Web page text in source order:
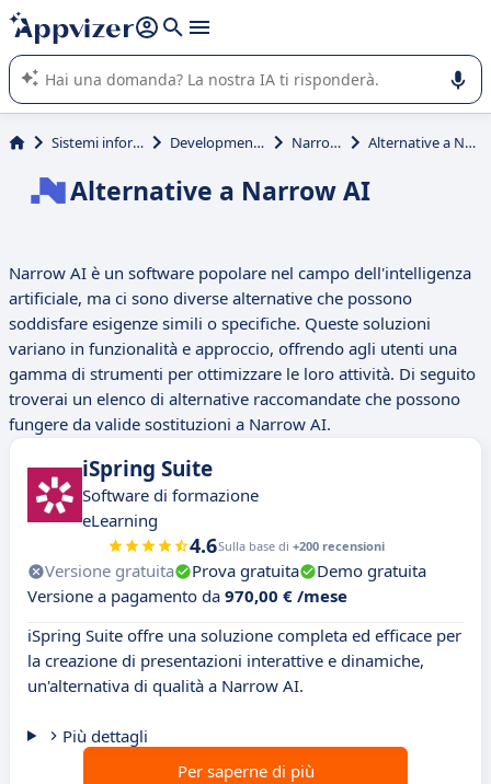
righe con
shift + enter
L'IA di Appvizer vi guida nell'utilizzo o nella scelta di un
software SaaS per la vostra azienda.
Sistemi informativi Development Tools Narrow AI Alternative a Narrow AI
Alternative a Narrow AI
Narrow AI è un software popolare nel campo dell'intelligenza
artificiale, ma ci sono diverse alternative che possono
soddisfare esigenze simili o specifiche. Queste soluzioni
variano in funzionalità e approccio, offrendo agli utenti una
gamma di strumenti per ottimizzare le loro attività. Di seguito
troverai un elenco di alternative raccomandate che possono
fungere da valide sostituzioni a Narrow AI.
iSpring Suite
Software di formazione
eLearning
4.6Sulla base di +200 recensioni
Versione gratuita Prova gratuita
Demo gratuita
Versione a pagamento da 970,00 € /mese
iSpring Suite offre una soluzione completa ed efficace per
la creazione di presentazioni interattive e dinamiche,
un'alternativa di qualità a Narrow AI.
Più dettagli
Per saperne di più